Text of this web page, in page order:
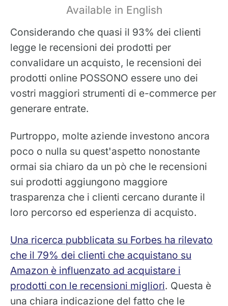
Unfortunately, many companies do
not invest in this aspect, although it
has beenclear that product reviews
add more transp…
Available in English
Considerando che quasi il 93% dei clienti
legge le recensioni dei prodotti per
convalidare un acquisto, le recensioni dei
prodotti online POSSONO essere uno dei
vostri maggiori strumenti di e-commerce per
generare entrate.
Purtroppo, molte aziende investono ancora
poco o nulla su quest'aspetto nonostante
ormai sia chiaro da un pò che le recensioni
sui prodotti aggiungono maggiore
trasparenza che i clienti cercano durante il
loro percorso ed esperienza di acquisto.
Una ricerca pubblicata su Forbes ha rilevato
che il 79% dei clienti che acquistano su
Amazon è influenzato ad acquistare i
prodotti con le recensioni migliori. Questa è
una chiara indicazione del fatto che le